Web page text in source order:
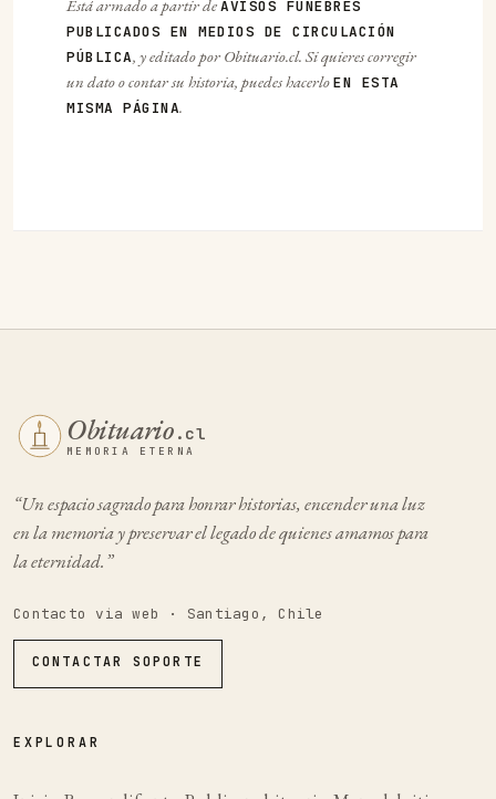
Está armado a partir deAVISOS FÚNEBRES
PUBLICADOS EN MEDIOS DE CIRCULACIÓN
PÚBLICA, y editado por Obituario.cl. Si quieres corregir
un dato o contar su historia, puedes hacerloEN ESTA
MISMA PÁGINA.
Obituario .cl
MEMORIA ETERNA
“Un espacio sagrado para honrar historias, encender una luz
en la memoria y preservar el legado de quienes amamos para
la eternidad.”
Contacto via web · Santiago, Chile
CONTACTAR SOPORTE
EXPLORAR